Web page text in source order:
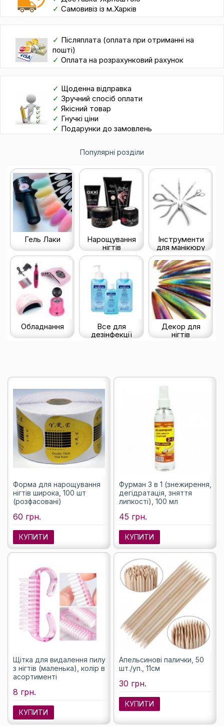
✓ Самовивіз із м.Харків
✓ Післяплата (оплата при отриманні на
пошті)
✓ Оплата на розрахунковий рахунок
✓ Щоденна відправка
✓ Зручний спосіб оплати
✓ Якісний товар
✓ Гнучкі ціни
✓ Подарунки до замовлень
Популярні розділи
Гель Лаки
Нарощування
нігтів
Інструменти
для манікюру
Обладнання
Все для
дезінфекції
Декор для
нігтів
Форма для нарощування
нігтів широка, 100 шт
(розфасовані)
60 грн.
КУПИТИ
Фурман 3 в 1 (знежирення,
дегідратація, зняття
липкості), 100 мл
45 грн.
КУПИТИ
Щітка для видалення пилу
з нігтів (маленька), колір в
асортименті
8 грн.
КУПИТИ
Апельсинові палички, 50
шт./уп., 11см
30 грн.
КУПИТИ